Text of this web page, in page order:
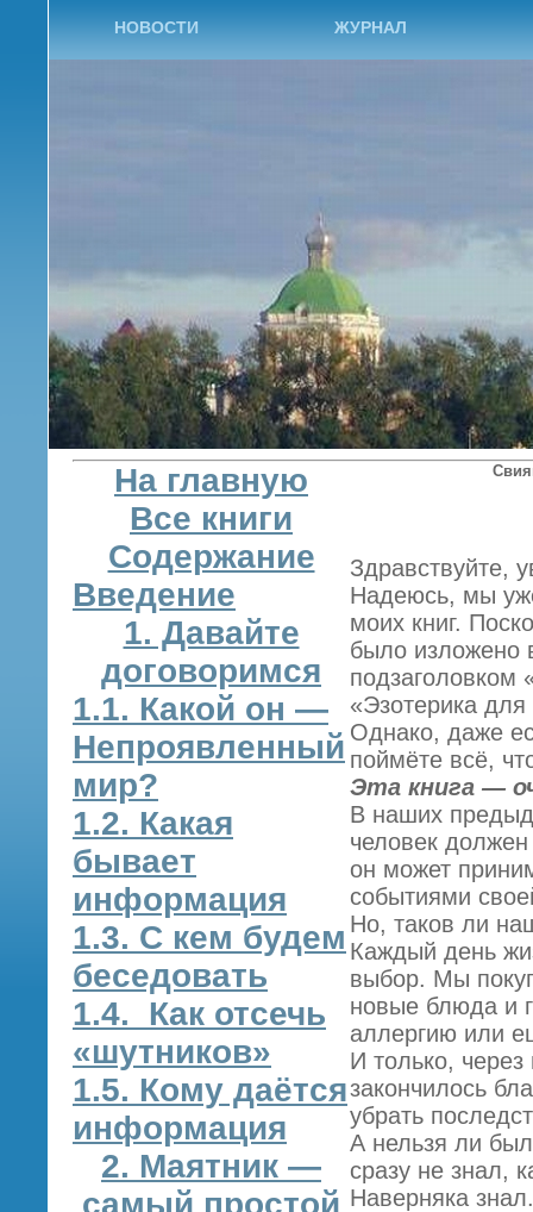
НОВОСТИ ЖУРНАЛ
На главную
Все книги
Содержание
Введение
1. Давайте
договоримся
1.1. Какой он —
Непроявленный
мир?
1.2. Какая
бывает
информация
1.3. С кем будем
беседовать
1.4. Как отсечь
«шутников»
1.5. Кому даётся
информация
2. Маятник —
самый простой
Здравствуйте,
Надеюсь, мы
моих книг.
было изложено
подзаголовком
«Эзотерика
Однако, даже
поймёте всё,
Эта книга —
В наших
человек
он может
событиями
Но, таков ли
Каждый день
выбор. Мы
новые блюда и
аллергию или
И только,
закончилось
убрать
А нельзя ли
сразу не знал,
Наверняка